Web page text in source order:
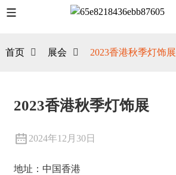
首页 展会 2023香港秋季灯饰展
2023香港秋季灯饰展
2024年12月30日
地址：中国香港